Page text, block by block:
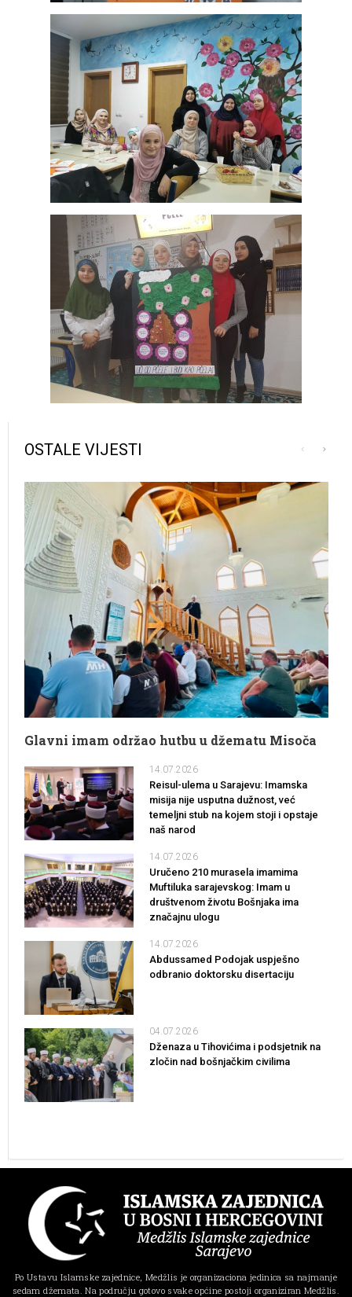
OSTALE VIJESTI
Glavni imam održao hutbu u džematu Misoča
14.07.2026
Reisul-ulema u Sarajevu: Imamska
misija nije usputna dužnost, već
temeljni stub na kojem stoji i opstaje
naš narod
14.07.2026
Uručeno 210 murasela imamima
Muftiluka sarajevskog: Imam u
društvenom životu Bošnjaka ima
značajnu ulogu
14.07.2026
Abdussamed Podojak uspješno
odbranio doktorsku disertaciju
04.07.2026
Dženaza u Tihovićima i podsjetnik na
zločin nad bošnjačkim civilima
Po Ustavu Islamske zajednice, Medžlis je organizaciona jedinica sa najmanje
sedam džemata. Na području gotovo svake općine postoji organiziran Medžlis.